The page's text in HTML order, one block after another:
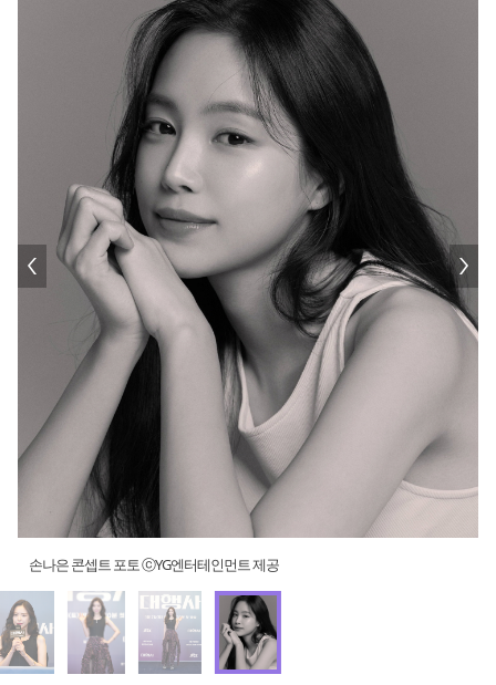
손나은 콘셉트 포토 ⓒYG엔터테인먼트 제공